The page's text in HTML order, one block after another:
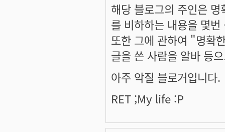
해당 블로그의 주인은
를 비하하는 내용을 몇
또한 그에 관하여 "명확
글을 쓴 사람을 알바 등
아주 악질 블로거입니다.
RET ;My life :P